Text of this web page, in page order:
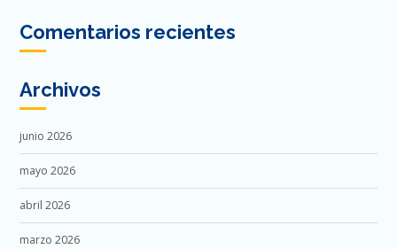
Comentarios recientes
Archivos
junio 2026
mayo 2026
abril 2026
marzo 2026